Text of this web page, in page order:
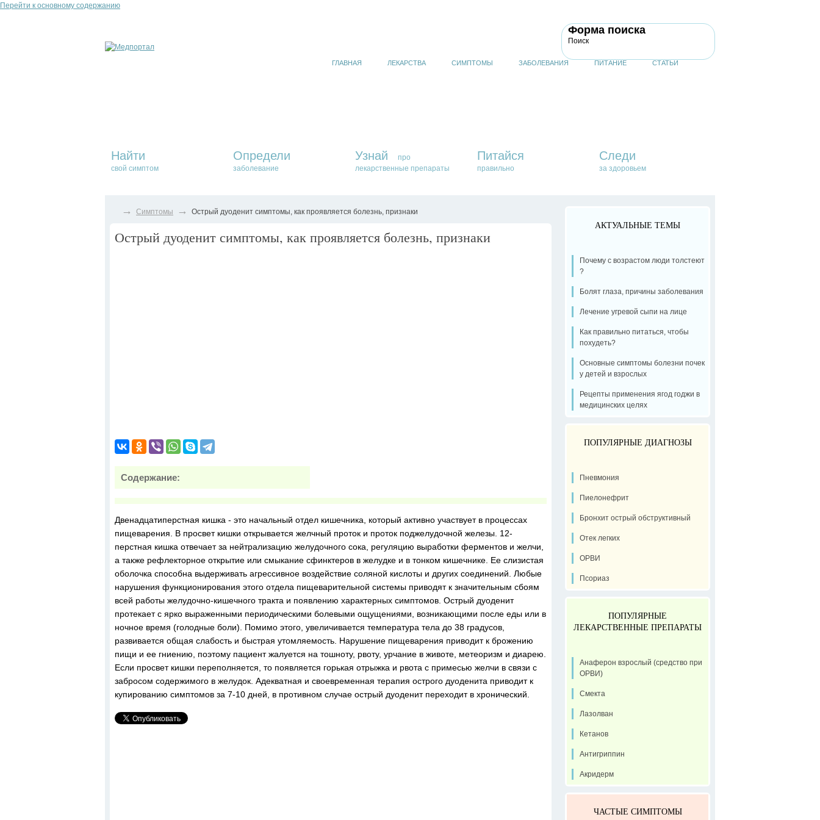
Перейти к основному содержанию
Форма поиска
Поиск
ГЛАВНАЯ ЛЕКАРСТВА СИМПТОМЫ ЗАБОЛЕВАНИЯ ПИТАНИЕ СТАТЬИ
Найти
свой симптом
Определи
заболевание
Узнай
про
лекарственные препараты
Питайся
правильно
Следи
за здоровьем
→ Симптомы → Острый дуоденит симптомы, как проявляется болезнь, признаки
Острый дуоденит симптомы, как проявляется болезнь, признаки
Содержание:
Двенадцатиперстная кишка - это начальный отдел кишечника, который активно участвует в процессах
пищеварения. В просвет кишки открывается желчный проток и проток поджелудочной железы. 12-
перстная кишка отвечает за нейтрализацию желудочного сока, регуляцию выработки ферментов и желчи,
а также рефлекторное открытие или смыкание сфинктеров в желудке и в тонком кишечнике. Ее слизистая
оболочка способна выдерживать агрессивное воздействие соляной кислоты и других соединений. Любые
нарушения функционирования этого отдела пищеварительной системы приводят к значительным сбоям
всей работы желудочно-кишечного тракта и появлению характерных симптомов. Острый дуоденит
протекает с ярко выраженными периодическими болевыми ощущениями, возникающими после еды или в
ночное время (голодные боли). Помимо этого, увеличивается температура тела до 38 градусов,
развивается общая слабость и быстрая утомляемость. Нарушение пищеварения приводит к брожению
пищи и ее гниению, поэтому пациент жалуется на тошноту, рвоту, урчание в животе, метеоризм и диарею.
Если просвет кишки переполняется, то появляется горькая отрыжка и рвота с примесью желчи в связи с
забросом содержимого в желудок. Адекватная и своевременная терапия острого дуоденита приводит к
купированию симптомов за 7-10 дней, в противном случае острый дуоденит переходит в хронический.
АКТУАЛЬНЫЕ ТЕМЫ
Почему с возрастом люди толстеют
?
Болят глаза, причины заболевания
Лечение угревой сыпи на лице
Как правильно питаться, чтобы
похудеть?
Основные симптомы болезни почек
у детей и взрослых
Рецепты применения ягод годжи в
медицинских целях
ПОПУЛЯРНЫЕ ДИАГНОЗЫ
Пневмония
Пиелонефрит
Бронхит острый обструктивный
Отек легких
ОРВИ
Псориаз
ПОПУЛЯРНЫЕ
ЛЕКАРСТВЕННЫЕ ПРЕПАРАТЫ
Анаферон взрослый (средство при
ОРВИ)
Смекта
Лазолван
Кетанов
Антигриппин
Акридерм
ЧАСТЫЕ СИМПТОМЫ